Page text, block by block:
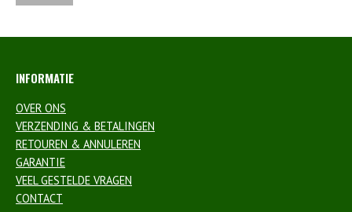
INFORMATIE
OVER ONS
VERZENDING & BETALINGEN
RETOUREN & ANNULEREN
GARANTIE
VEEL GESTELDE VRAGEN
CONTACT